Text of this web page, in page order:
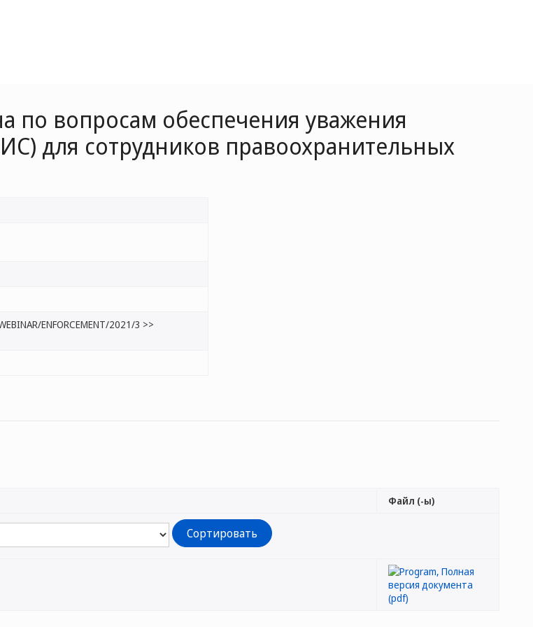
вопросам обеспечения уважения
для сотрудников правоохранительных
ENFORCEMENT/2021/3 >>
Файл (-ы)